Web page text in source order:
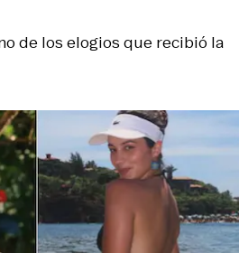
de los elogios que recibió la